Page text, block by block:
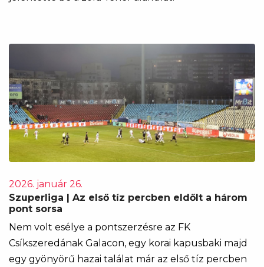
2026. január 26.
Szuperliga | Az első tíz percben eldőlt a három
pont sorsa
Nem volt esélye a pontszerzésre az FK
Csíkszeredának Galacon, egy korai kapusbaki majd
egy gyönyörű hazai találat már az első tíz percben